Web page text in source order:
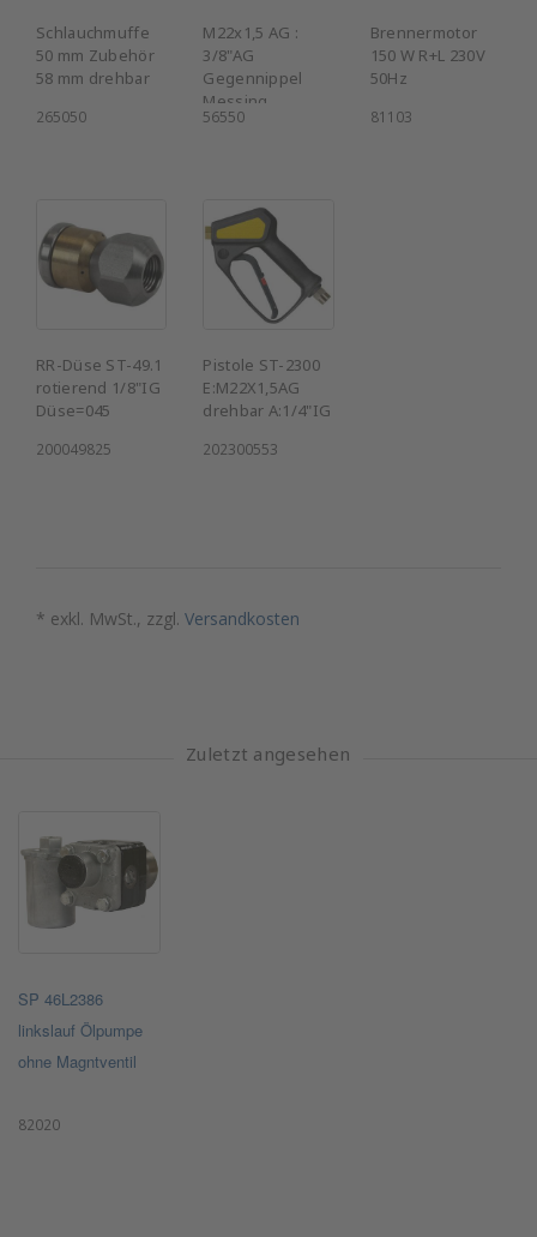
Schlauchmuffe
50 mm Zubehör
58 mm drehbar
265050
M22x1,5 AG :
3/8"AG
Gegennippel
Messing
56550
Brennermotor
150 W R+L 230V
50Hz
81103
RR-Düse ST-49.1
rotierend 1/8"IG
Düse=045
200049825
Pistole ST-2300
E:M22X1,5AG
drehbar A:1/4"IG
202300553
* exkl. MwSt., zzgl. Versandkosten
Zuletzt angesehen
SP 46L2386
linkslauf Ölpumpe
ohne Magntventil
82020